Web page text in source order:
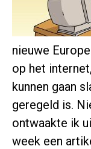
nieuwe
op het
kunnen gaan
geregeld is.
ontwaakte ik
week een